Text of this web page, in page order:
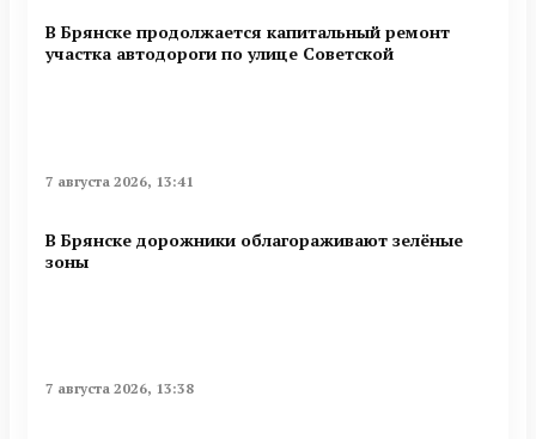
В Брянске продолжается капитальный ремонт
участка автодороги по улице Советской
7 августа 2026, 13:41
В Брянске дорожники облагораживают зелёные
зоны
7 августа 2026, 13:38